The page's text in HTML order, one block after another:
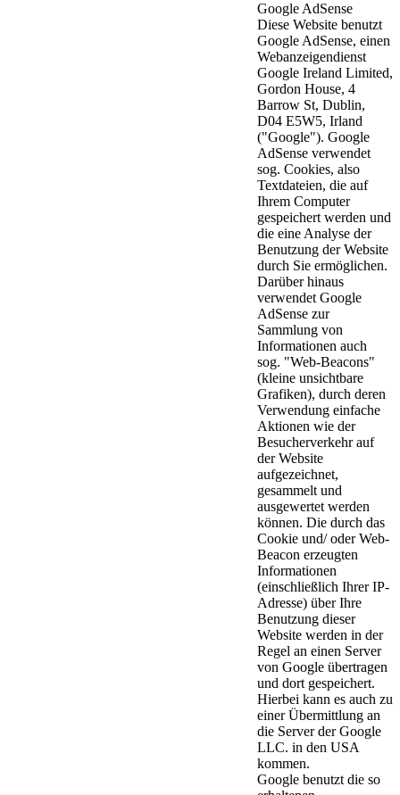
Google AdSense
Diese Website benutzt
Google AdSense, einen
Webanzeigendienst
Google Ireland Limited,
Gordon House, 4
Barrow St, Dublin,
D04 E5W5, Irland
("Google"). Google
AdSense verwendet
sog. Cookies, also
Textdateien, die auf
Ihrem Computer
gespeichert werden und
die eine Analyse der
Benutzung der Website
durch Sie ermöglichen.
Darüber hinaus
verwendet Google
AdSense zur
Sammlung von
Informationen auch
sog. "Web-Beacons"
(kleine unsichtbare
Grafiken), durch deren
Verwendung einfache
Aktionen wie der
Besucherverkehr auf
der Website
aufgezeichnet,
gesammelt und
ausgewertet werden
können. Die durch das
Cookie und/ oder Web-
Beacon erzeugten
Informationen
(einschließlich Ihrer IP-
Adresse) über Ihre
Benutzung dieser
Website werden in der
Regel an einen Server
von Google übertragen
und dort gespeichert.
Hierbei kann es auch zu
einer Übermittlung an
die Server der Google
LLC. in den USA
kommen.
Google benutzt die so